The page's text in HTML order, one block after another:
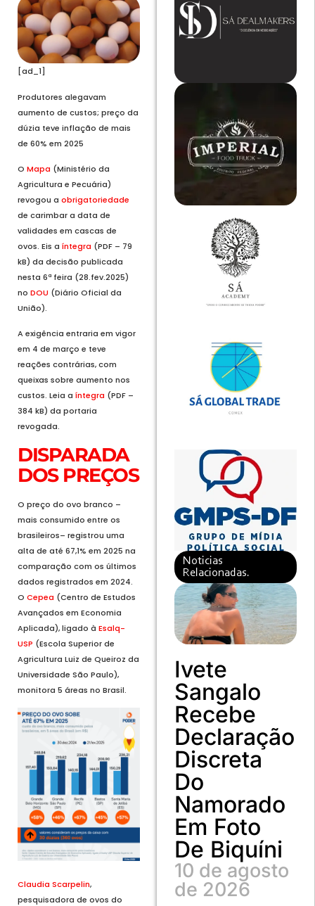
[ad_1]
Produtores alegavam
aumento de custos; preço da
dúzia teve inflação de mais
de 60% em 2025
O Mapa (Ministério da
Agricultura e Pecuária)
revogou a obrigatoriedade
de carimbar a data de
validades em cascas de
ovos. Eis a íntegra (PDF – 79
kB) da decisão publicada
nesta 6ª feira (28.fev.2025)
no DOU (Diário Oficial da
União).
A exigência entraria em vigor
em 4 de março e teve
reações contrárias, com
queixas sobre aumento nos
custos. Leia a íntegra (PDF –
384 kB) da portaria
revogada.
DISPARADA
DOS PREÇOS
O preço do ovo branco –
mais consumido entre os
brasileiros– registrou uma
alta de até 67,1% em 2025 na
comparação com os últimos
dados registrados em 2024.
O Cepea (Centro de Estudos
Avançados em Economia
Aplicada), ligado à Esalq-
USP (Escola Superior de
Agricultura Luiz de Queiroz da
Universidade São Paulo),
monitora 5 áreas no Brasil.
Claudia Scarpelin,
pesquisadora de ovos do
Noticias
Relacionadas.
Ivete
Sangalo
Recebe
Declaração
Discreta
Do
Namorado
Em Foto
De Biquíni
10 de agosto
de 2026